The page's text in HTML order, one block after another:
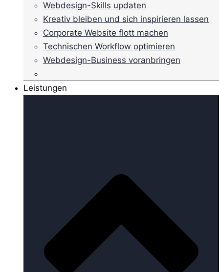
Webdesign-Skills updaten
Kreativ bleiben und sich inspirieren lassen
Corporate Website flott machen
Technischen Workflow optimieren
Webdesign-Business voranbringen
Leistungen